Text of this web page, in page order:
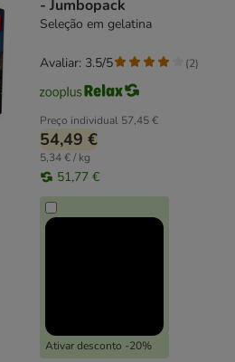
- Jumbopack
Seleção em gelatina
Preço individual 57,45 €
54,49 €
5,34 € / kg
51,77 €
Ativar desconto -20%
Avaliar: 3.5/5 (2)